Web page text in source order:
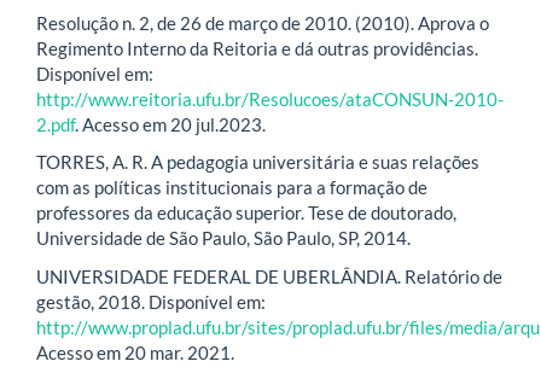
Resolução n. 2, de 26 de março de 2010. (2010). Aprova o
Regimento Interno da Reitoria e dá outras providências.
Disponível em:
http://www.reitoria.ufu.br/Resolucoes/ataCONSUN-2010-
2.pdf. Acesso em 20 jul.2023.
TORRES, A. R. A pedagogia universitária e suas relações
com as políticas institucionais para a formação de
professores da educação superior. Tese de doutorado,
Universidade de São Paulo, São Paulo, SP, 2014.
UNIVERSIDADE FEDERAL DE UBERLÂNDIA. Relatório de
gestão, 2018. Disponível em:
http://www.proplad.ufu.br/sites/proplad.ufu.br/files/media/
Acesso em 20 mar. 2021.